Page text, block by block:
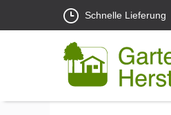
Schnelle Lieferung